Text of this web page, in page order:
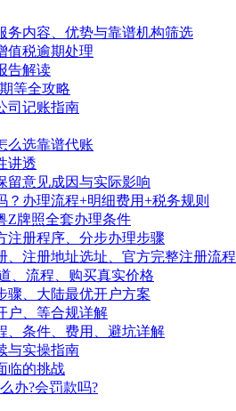
务内容、优势与靠谱机构筛选
值税逾期处理
告解读
等全攻略
司记账指南
么选靠谱代账
讲透
留意见成因与实际影响
办理流程+明细费用+税务规则
Z牌照全套办理条件
注册程序、分步办理步骤
、注册地址选址、官方完整注册流程
、流程、购买真实价格
骤、大陆最优开户方案
户、等合规详解
、条件、费用、避坑详解
与实操指南
临的挑战
办?会罚款吗?